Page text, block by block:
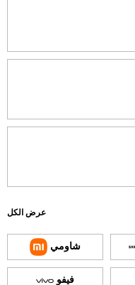
عرض الكل
شاومي
فيفو